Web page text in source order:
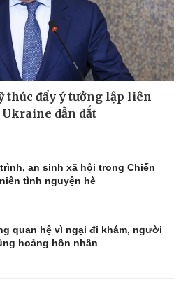
Biển đảo
Ảnh
Video
Thị trường
Giá vàng
thúc đẩy ý tưởng lập liên
dẫn dắt
an sinh xã hội trong Chiến
tình nguyện hè
quan hệ vì ngại đi khám, người
hoảng hôn nhân